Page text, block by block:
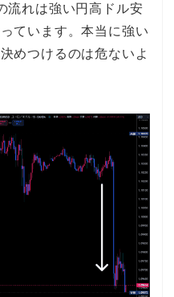
流れは強い円高ドル安
ています。本当に強い
めつけるのは危ないよ